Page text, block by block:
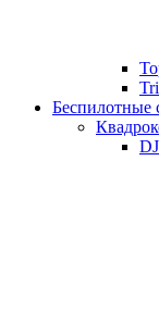
Беспилотные